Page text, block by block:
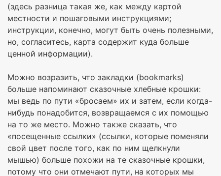
(здесь разница такая же, как между картой
местности и пошаговыми инструкциями;
инструкции, конечно, могут быть очень полезными,
но, согласитесь, карта содержит куда больше
ценной информации).
Можно возразить, что закладки (bookmarks)
больше напоминают сказочные хлебные крошки:
мы ведь по пути «бросаем» их и затем, если когда-
нибудь понадобится, возвращаемся с их помощью
на то же место. Можно также сказать, что
«посещенные ссылки» (ссылки, которые поменяли
свой цвет после того, как по ним щелкнули
мышью) больше похожи на те сказочные крошки,
потому что они отмечают пути, на которых мы